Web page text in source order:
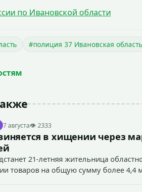
по Ивановской области
#полиция 37 Ивановская область
7 августа👁 2333
в хищении через
21-летняя жительница
товаров на общую сумму более 4,4